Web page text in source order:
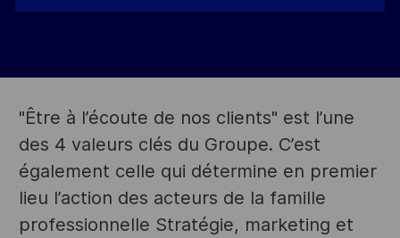
"Être à l’écoute de nos clients" est l’une
des 4 valeurs clés du Groupe. C’est
également celle qui détermine en premier
lieu l’action des acteurs de la famille
professionnelle Stratégie, marketing et